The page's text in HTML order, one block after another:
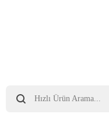
search